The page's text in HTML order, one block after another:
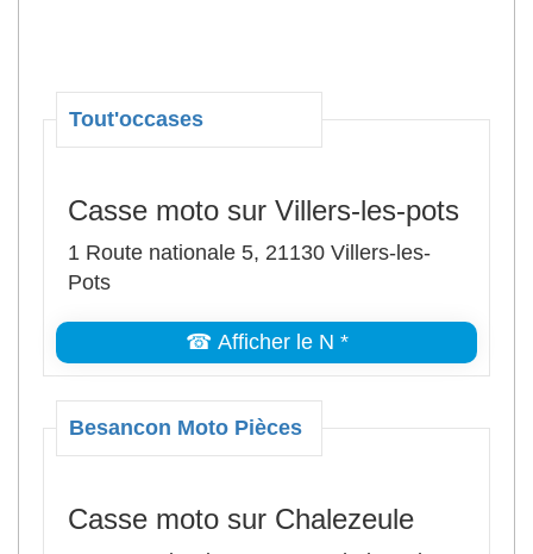
Tout'occases
Casse moto sur Villers-les-pots
1 Route nationale 5, 21130 Villers-les-
Pots
☎ Afficher le N *
Besancon Moto Pièces
Casse moto sur Chalezeule